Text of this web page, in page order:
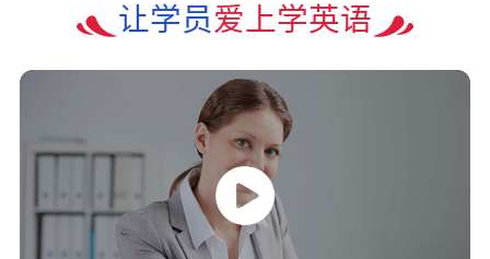
让学员爱上学英语